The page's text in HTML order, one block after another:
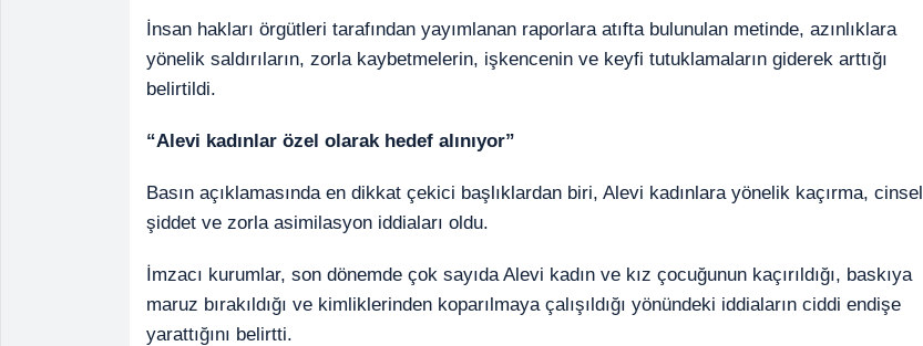
İnsan hakları örgütleri tarafından yayımlanan raporlara atıfta bulunulan metinde, azınlıklara
yönelik saldırıların, zorla kaybetmelerin, işkencenin ve keyfi tutuklamaların giderek arttığı
belirtildi.
“Alevi kadınlar özel olarak hedef alınıyor”
Basın açıklamasında en dikkat çekici başlıklardan biri, Alevi kadınlara yönelik kaçırma, cinsel
şiddet ve zorla asimilasyon iddiaları oldu.
İmzacı kurumlar, son dönemde çok sayıda Alevi kadın ve kız çocuğunun kaçırıldığı, baskıya
maruz bırakıldığı ve kimliklerinden koparılmaya çalışıldığı yönündeki iddiaların ciddi endişe
yarattığını belirtti.